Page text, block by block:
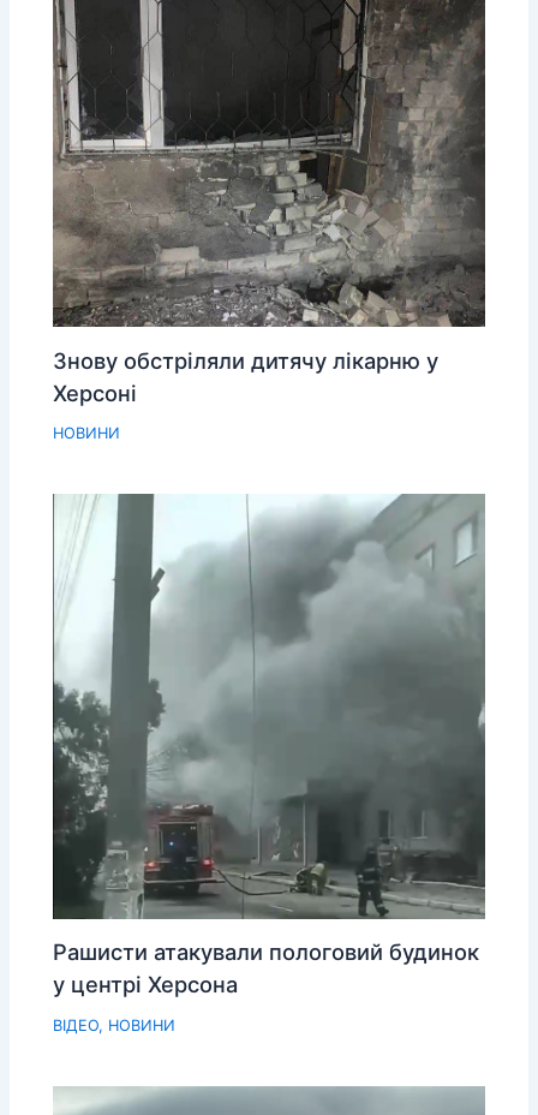
Знову обстріляли дитячу лікарню у
Херсоні
НОВИНИ
Рашисти атакували пологовий будинок
у центрі Херсона
ВІДЕО, НОВИНИ